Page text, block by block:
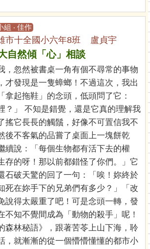
組 ‧ 佳作
市十全國小六年8班 盧貞宇
自然傾「心」相談
，忽然被書桌一角有個不尋常的事物
才發現是一隻蟑螂！不過這次，我出
拿起拖鞋」的念頭，低頭問了它：
？」 不知是錯覺，還是它真的理解我
搖它長長的觸鬚，好像不可置信我不
後不客氣的品嘗了桌面上一塊餅乾
續說：「每個生物都有活下去的權
存的呀！那以前都錯怪了你們。」它
石破天驚的回了一句：「唉！妳終於
死在妳手下的兄弟們有多少？」「改
說得太嚴重了吧！可是念頭一轉，發
不知不覺間成為「動物的殺手」呢！
森林秘語》，跟著苦苓上山下海，聆
，就漸漸的從一個懵懵懂懂的都市小